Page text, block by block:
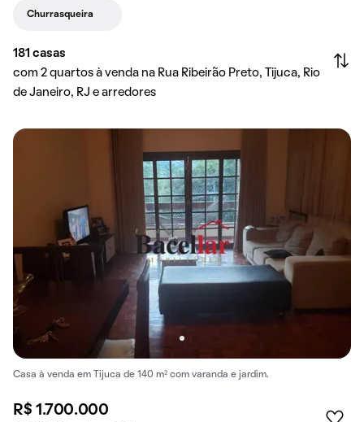
Churrasqueira
181 casas
com 2 quartos à venda na Rua Ribeirão Preto, Tijuca, Rio
de Janeiro, RJ e arredores
Casa à venda em Tijuca de 140 m² com varanda e jardim.
R$ 1.700.000